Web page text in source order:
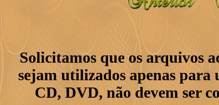
Solicitamos que os arquivos
sejam utilizados apenas para
CD, DVD, não devem ser